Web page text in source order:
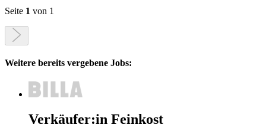
Seite 1 von 1
Weitere bereits vergebene Jobs:
Verkäufer:in Feinkost